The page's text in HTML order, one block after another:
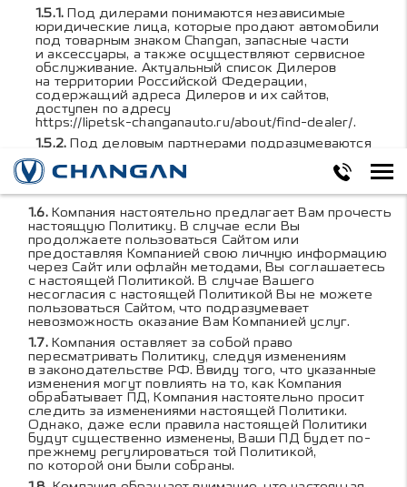
Под дилерами понимаются независимые
юридические лица, которые продают автомобили
под товарным знаком Changan, запасные части
и аксессуары, а также осуществляют сервисное
обслуживание. Актуальный список Дилеров
на территории Российской Федерации,
содержащий адреса Дилеров и их сайтов,
доступен по адресу
https://lipetsk-changanauto.ru/about/find-dealer/.
Под деловым партнерами подразумеваются
независимые компании, с которыми Компания
сотрудничает, чтобы обеспечить, предоставить или
предложить Вам другие услуги и продукты.
Компания настоятельно предлагает Вам прочесть
настоящую Политику. В случае если Вы
продолжаете пользоваться Сайтом или
предоставляя Компанией свою личную информацию
через Сайт или офлайн методами, Вы соглашаетесь
с настоящей Политикой. В случае Вашего
несогласия с настоящей Политикой Вы не можете
пользоваться Сайтом, что подразумевает
невозможность оказание Вам Компанией услуг.
Компания оставляет за собой право
пересматривать Политику, следуя изменениям
в законодательстве РФ. Ввиду того, что указанные
изменения могут повлиять на то, как Компания
обрабатывает ПД, Компания настоятельно просит
следить за изменениями настоящей Политики.
Однако, даже если правила настоящей Политики
будут существенно изменены, Ваши ПД будет по-
прежнему регулироваться той Политикой,
по которой они были собраны.